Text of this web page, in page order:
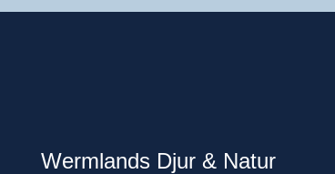
Wermlands Djur & Natur